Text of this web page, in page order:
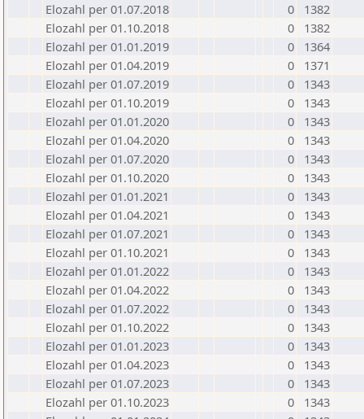
Elozahl per 01.07.2018
0
1382
Elozahl per 01.10.2018
0
1382
Elozahl per 01.01.2019
0
1364
Elozahl per 01.04.2019
0
1371
Elozahl per 01.07.2019
0
1343
Elozahl per 01.10.2019
0
1343
Elozahl per 01.01.2020
0
1343
Elozahl per 01.04.2020
0
1343
Elozahl per 01.07.2020
0
1343
Elozahl per 01.10.2020
0
1343
Elozahl per 01.01.2021
0
1343
Elozahl per 01.04.2021
0
1343
Elozahl per 01.07.2021
0
1343
Elozahl per 01.10.2021
0
1343
Elozahl per 01.01.2022
0
1343
Elozahl per 01.04.2022
0
1343
Elozahl per 01.07.2022
0
1343
Elozahl per 01.10.2022
0
1343
Elozahl per 01.01.2023
0
1343
Elozahl per 01.04.2023
0
1343
Elozahl per 01.07.2023
0
1343
Elozahl per 01.10.2023
0
1343